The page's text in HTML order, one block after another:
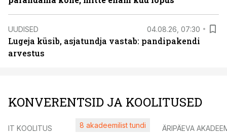
UUDISED 04.08.26, 07:30
Lugeja küsib, asjatundja vastab: pandipakendi
arvestus
KONVERENTSID JA KOOLITUSED
IT KOOLITUS 8 akadeemilist tundi ÄRIPÄEVA